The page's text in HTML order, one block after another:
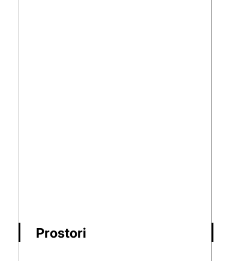
Prostori